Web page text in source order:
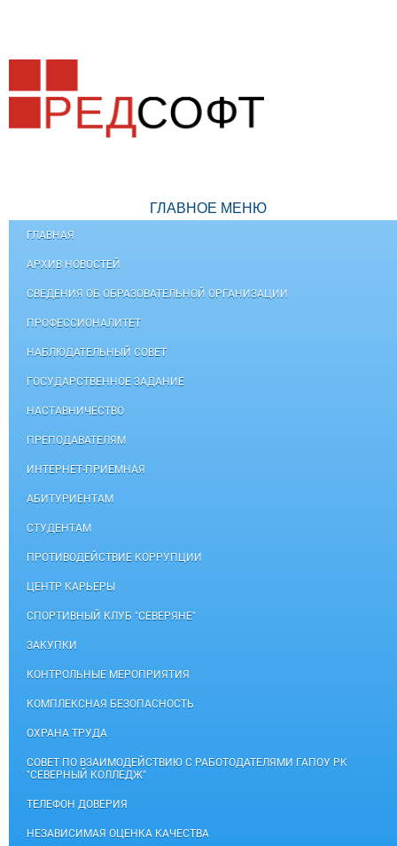
ГЛАВНОЕ МЕНЮ
ГЛАВНАЯ
АРХИВ НОВОСТЕЙ
СВЕДЕНИЯ ОБ ОБРАЗОВАТЕЛЬНОЙ ОРГАНИЗАЦИИ
ПРОФЕССИОНАЛИТЕТ
НАБЛЮДАТЕЛЬНЫЙ СОВЕТ
ГОСУДАРСТВЕННОЕ ЗАДАНИЕ
НАСТАВНИЧЕСТВО
ПРЕПОДАВАТЕЛЯМ
ИНТЕРНЕТ-ПРИЕМНАЯ
АБИТУРИЕНТАМ
СТУДЕНТАМ
ПРОТИВОДЕЙСТВИЕ КОРРУПЦИИ
ЦЕНТР КАРЬЕРЫ
СПОРТИВНЫЙ КЛУБ "СЕВЕРЯНЕ"
ЗАКУПКИ
КОНТРОЛЬНЫЕ МЕРОПРИЯТИЯ
КОМПЛЕКСНАЯ БЕЗОПАСНОСТЬ
ОХРАНА ТРУДА
СОВЕТ ПО ВЗАИМОДЕЙСТВИЮ С РАБОТОДАТЕЛЯМИ ГАПОУ РК
"СЕВЕРНЫЙ КОЛЛЕДЖ"
ТЕЛЕФОН ДОВЕРИЯ
НЕЗАВИСИМАЯ ОЦЕНКА КАЧЕСТВА